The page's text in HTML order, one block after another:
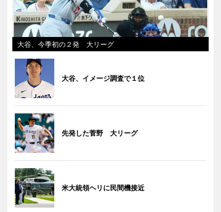
大谷、今季初の２発 大リーグ
大谷、イメージ調査で１位
先発した菅野 大リーグ
米大統領ヘリに民間機接近